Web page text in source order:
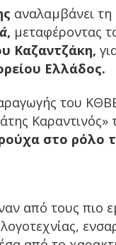
αναλαμβάνει τη
, μεταφέροντας
Καζαντζάκη,
Ελλάδος.
του
Καραντινός»
στο ρόλο
από τους πιο